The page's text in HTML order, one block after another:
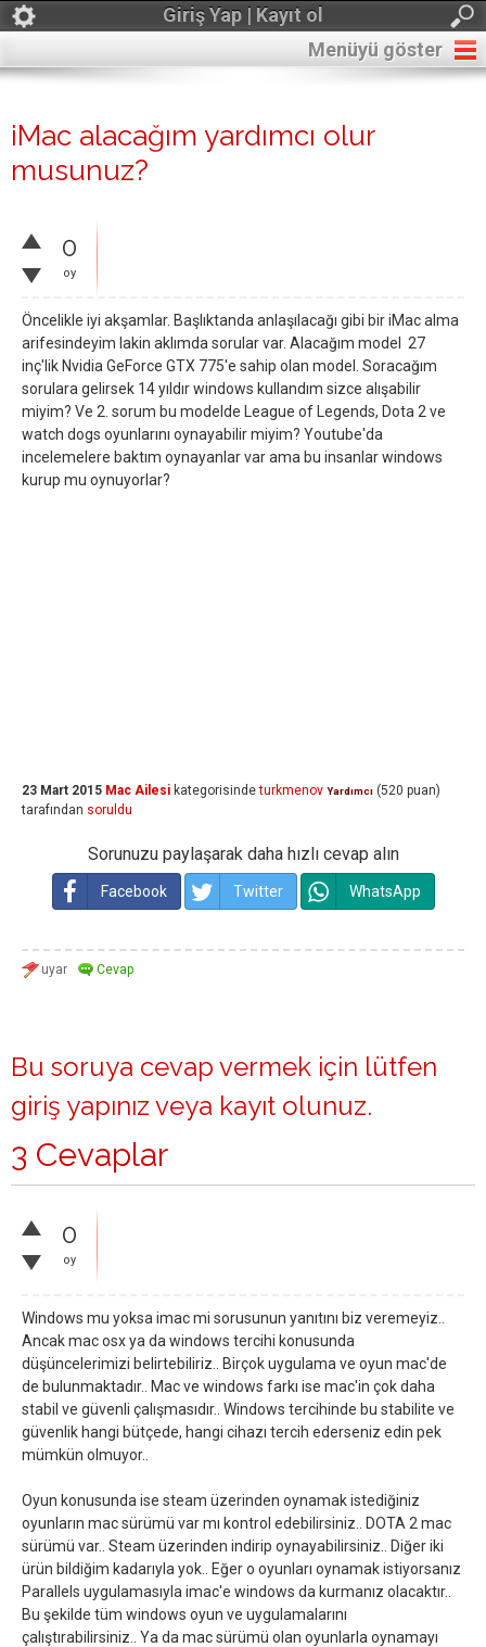
Giriş Yap | Kayıt ol
Menüyü göster
iMac alacağım yardımcı olur
musunuz?
0
oy
Öncelikle iyi akşamlar. Başlıktanda anlaşılacağı gibi bir iMac alma
arifesindeyim lakin aklımda sorular var. Alacağım model 27
inç'lik Nvidia GeForce GTX 775'e sahip olan model. Soracağım
sorulara gelirsek 14 yıldır windows kullandım sizce alışabilir
miyim? Ve 2. sorum bu modelde League of Legends, Dota 2 ve
watch dogs oyunlarını oynayabilir miyim? Youtube'da
incelemelere baktım oynayanlar var ama bu insanlar windows
kurup mu oynuyorlar?
23 Mart 2015 Mac Ailesi kategorisinde turkmenov Yardımcı (520 puan)
tarafından soruldu
Sorunuzu paylaşarak daha hızlı cevap alın
Facebook Twitter WhatsApp
Bu soruya cevap vermek için lütfen
giriş yapınız veya kayıt olunuz.
3 Cevaplar
0
oy
Windows mu yoksa imac mi sorusunun yanıtını biz veremeyiz..
Ancak mac osx ya da windows tercihi konusunda
düşüncelerimizi belirtebiliriz.. Birçok uygulama ve oyun mac'de
de bulunmaktadır.. Mac ve windows farkı ise mac'in çok daha
stabil ve güvenli çalışmasıdır.. Windows tercihinde bu stabilite ve
güvenlik hangi bütçede, hangi cihazı tercih ederseniz edin pek
mümkün olmuyor..
Oyun konusunda ise steam üzerinden oynamak istediğiniz
oyunların mac sürümü var mı kontrol edebilirsiniz.. DOTA 2 mac
sürümü var.. Steam üzerinden indirip oynayabilirsiniz.. Diğer iki
ürün bildiğim kadarıyla yok.. Eğer o oyunları oynamak istiyorsanız
Parallels uygulamasıyla imac'e windows da kurmanız olacaktır..
Bu şekilde tüm windows oyun ve uygulamalarını
çalıştırabilirsiniz.. Ya da mac sürümü olan oyunlarla oynamayı